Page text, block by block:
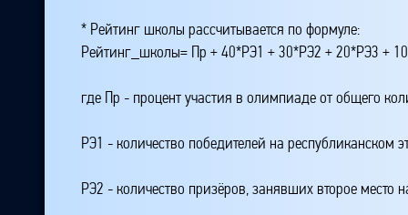
* Рейтинг школы рассчитывается по формуле:
Рейтинг_школы= Пр + 40*РЭ1 + 30*РЭ2 + 20*РЭ3 +
где Пр - процент участия в олимпиаде от общего
РЭ1 - количество победителей на республиканском
РЭ2 - количество призёров, занявших второе место